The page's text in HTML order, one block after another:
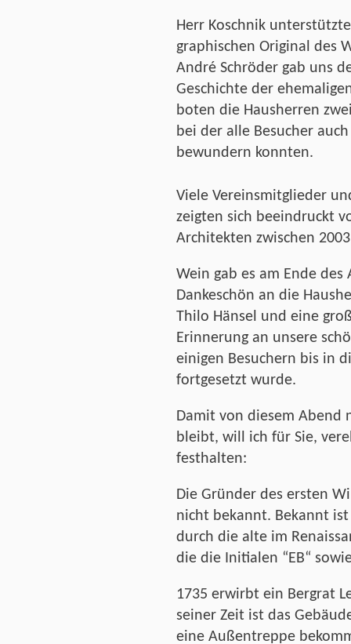
Herr Koschnik
graphischen Original des
André Schröder gab uns
Geschichte der
boten die Hausherren
bei der alle Besucher
bewundern konnten.
Viele Vereinsmitglieder
zeigten sich beeindruckt
Architekten zwischen
Wein gab es am Ende
Dankeschön an die
Thilo Hänsel und eine
Erinnerung an unsere
einigen Besuchern bis in
fortgesetzt wurde.
Damit von diesem Abend
bleibt, will ich für Sie,
festhalten:
Die Gründer des ersten
nicht bekannt. Bekannt
durch die alte im
die die Initialen “EB“
1735 erwirbt ein Bergrat
seiner Zeit ist das
eine Außentreppe